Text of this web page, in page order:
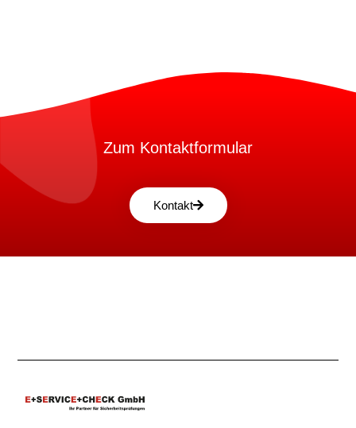
Zum Kontaktformular
Kontakt